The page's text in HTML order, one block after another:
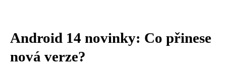
Android 14 novinky: Co přinese
nová verze?